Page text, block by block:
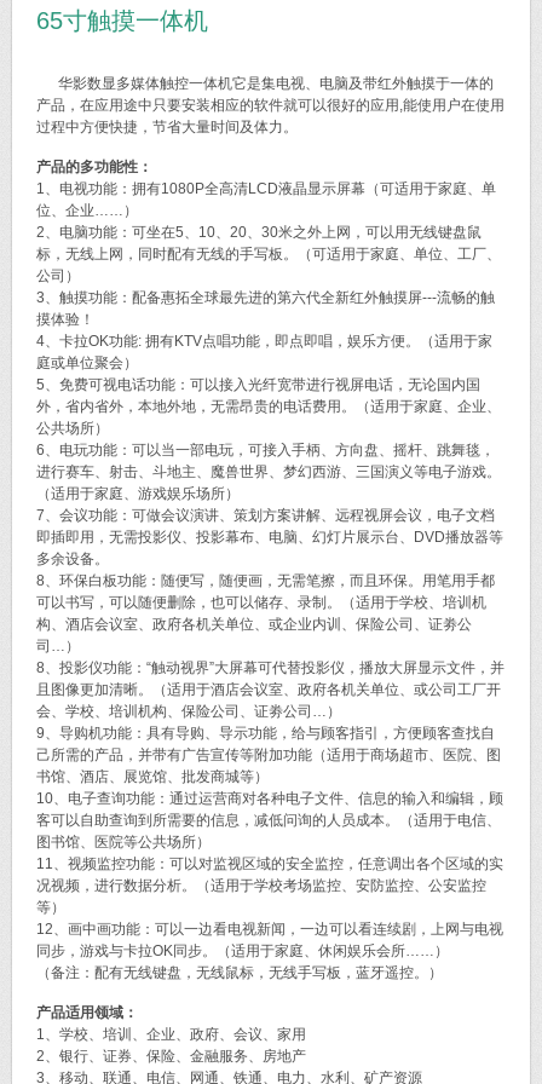
65寸触摸一体机
华影数显多媒体触控一体机它是集电视、电脑及带红外触摸于一体的
产品，在应用途中只要安装相应的软件就可以很好的应用,能使用户在使用
过程中方便快捷，节省大量时间及体力。
产品的多功能性：
1、电视功能：拥有1080P全高清LCD液晶显示屏幕（可适用于家庭、单
位、企业……）
2、电脑功能：可坐在5、10、20、30米之外上网，可以用无线键盘鼠
标，无线上网，同时配有无线的手写板。（可适用于家庭、单位、工厂、
公司）
3、触摸功能：配备惠拓全球最先进的第六代全新红外触摸屏---流畅的触
摸体验！
4、卡拉OK功能: 拥有KTV点唱功能，即点即唱，娱乐方便。（适用于家
庭或单位聚会）
5、免费可视电话功能：可以接入光纤宽带进行视屏电话，无论国内国
外，省内省外，本地外地，无需昂贵的电话费用。（适用于家庭、企业、
公共场所）
6、电玩功能：可以当一部电玩，可接入手柄、方向盘、摇杆、跳舞毯，
进行赛车、射击、斗地主、魔兽世界、梦幻西游、三国演义等电子游戏。
（适用于家庭、游戏娱乐场所）
7、会议功能：可做会议演讲、策划方案讲解、远程视屏会议，电子文档
即插即用，无需投影仪、投影幕布、电脑、幻灯片展示台、DVD播放器等
多余设备。
8、环保白板功能：随便写，随便画，无需笔擦，而且环保。用笔用手都
可以书写，可以随便删除，也可以储存、录制。（适用于学校、培训机
构、酒店会议室、政府各机关单位、或企业内训、保险公司、证劵公
司…）
8、投影仪功能：“触动视界”大屏幕可代替投影仪，播放大屏显示文件，并
且图像更加清晰。（适用于酒店会议室、政府各机关单位、或公司工厂开
会、学校、培训机构、保险公司、证劵公司…）
9、导购机功能：具有导购、导示功能，给与顾客指引，方便顾客查找自
己所需的产品，并带有广告宣传等附加功能（适用于商场超市、医院、图
书馆、酒店、展览馆、批发商城等）
10、电子查询功能：通过运营商对各种电子文件、信息的输入和编辑，顾
客可以自助查询到所需要的信息，减低问询的人员成本。（适用于电信、
图书馆、医院等公共场所）
11、视频监控功能：可以对监视区域的安全监控，任意调出各个区域的实
况视频，进行数据分析。（适用于学校考场监控、安防监控、公安监控
等）
12、画中画功能：可以一边看电视新闻，一边可以看连续剧，上网与电视
同步，游戏与卡拉OK同步。（适用于家庭、休闲娱乐会所……）
（备注：配有无线键盘，无线鼠标，无线手写板，蓝牙遥控。）
产品适用领域：
1、学校、培训、企业、政府、会议、家用
2、银行、证券、保险、金融服务、房地产
3、移动、联通、电信、网通、铁通、电力、水利、矿产资源